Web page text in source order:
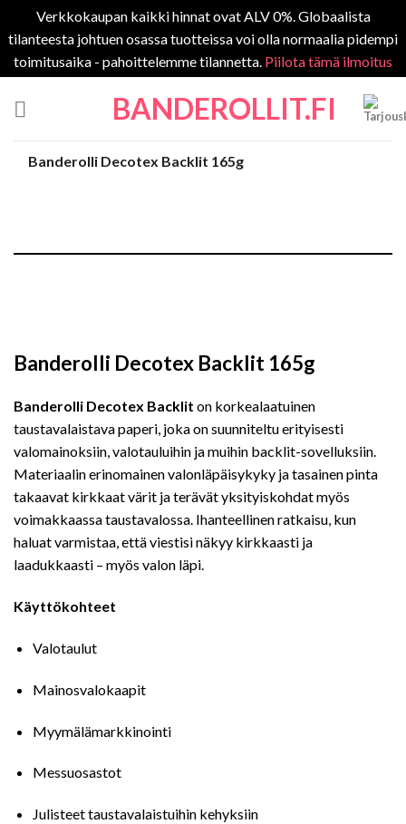
Verkkokaupan kaikki hinnat ovat ALV 0%. Globaalista
tilanteesta johtuen osassa tuotteissa voi olla normaalia pidempi
toimitusaika - pahoittelemme tilannetta. Piilota tämä ilmoitus
BANDEROLLIT.FI
Banderolli Decotex Backlit 165g
Banderolli Decotex Backlit 165g
Banderolli Decotex Backlit on korkealaatuinen
taustavalaistava paperi, joka on suunniteltu erityisesti
valomainoksiin, valotauluihin ja muihin backlit-sovelluksiin.
Materiaalin erinomainen valonläpäisykyky ja tasainen pinta
takaavat kirkkaat värit ja terävät yksityiskohdat myös
voimakkaassa taustavalossa. Ihanteellinen ratkaisu, kun
haluat varmistaa, että viestisi näkyy kirkkaasti ja
laadukkaasti – myös valon läpi.
Käyttökohteet
Valotaulut
Mainosvalokaapit
Myymälämarkkinointi
Messuosastot
Julisteet taustavalaistuihin kehyksiin